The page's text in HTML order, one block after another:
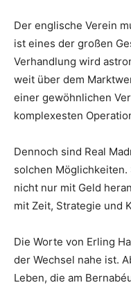
Der englische Verein
ist eines der großen
Verhandlung wird
weit über dem
einer gewöhnlichen
komplexesten
Dennoch sind Real
solchen
nicht nur mit Geld
mit Zeit, Strategie und
Die Worte von Erling
der Wechsel nahe ist.
Leben, die am